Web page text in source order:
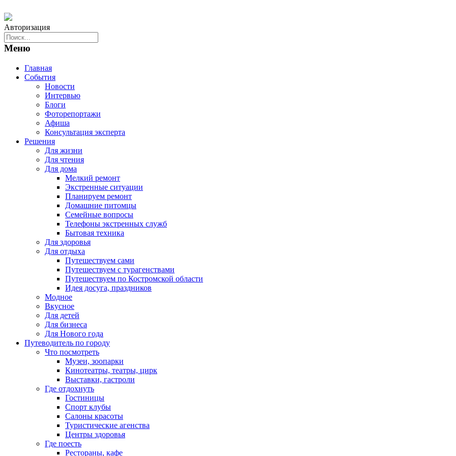
Авторизация
Меню
Главная
События
Новости
Интервью
Блоги
Фоторепортажи
Афиша
Консультация эксперта
Решения
Для жизни
Для чтения
Для дома
Мелкий ремонт
Экстренные ситуации
Планируем ремонт
Домашние питомцы
Семейные вопросы
Телефоны экстренных служб
Бытовая техника
Для здоровья
Для отдыха
Путешествуем сами
Путешествуем с турагенствами
Путешествуем по Костромской области
Идея досуга, праздников
Модное
Вкусное
Для детей
Для бизнеса
Для Нового года
Путеводитель по городу
Что посмотреть
Музеи, зоопарки
Кинотеатры, театры, цирк
Выставки, гастроли
Где отдохнуть
Гостиницы
Спорт клубы
Салоны красоты
Туристические агенства
Центры здоровья
Где поесть
Рестораны, кафе